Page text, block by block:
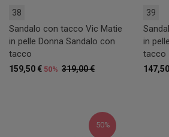
38
Sandalo con tacco Vic Matie
in pelle Donna Sandalo con
tacco
319,00 €
159,50 € 50%
39
in
tacco
50%